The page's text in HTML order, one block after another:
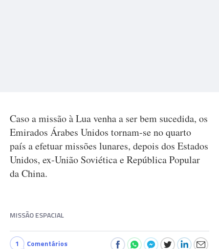
Caso a missão à Lua venha a ser bem sucedida, os
Emirados Árabes Unidos tornam-se no quarto
país a efetuar missões lunares, depois dos Estados
Unidos, ex-União Soviética e República Popular
da China.
MISSÃO ESPACIAL
1 Comentários